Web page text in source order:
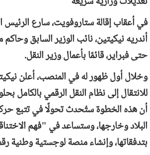
في أعقاب إقالة ستاروفويت، سارع الرئيس
أندريه نيكيتين، نائب الوزير السابق
حتى فبراير، قائمًا بأعمال وزير النقل.
وخلال أول ظهور له في المنصب، أعلن
أن هذه الخطوة ستُحدث تحولًا في تتبع
البلاد وخارجها، وستساعد في "فهم
بتدفقاتها، وإنشاء منصة لوجستية وطنية